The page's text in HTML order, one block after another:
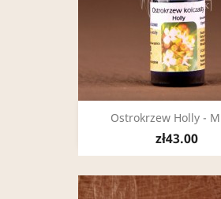
Ostrokrzew Holly -
zł43.00